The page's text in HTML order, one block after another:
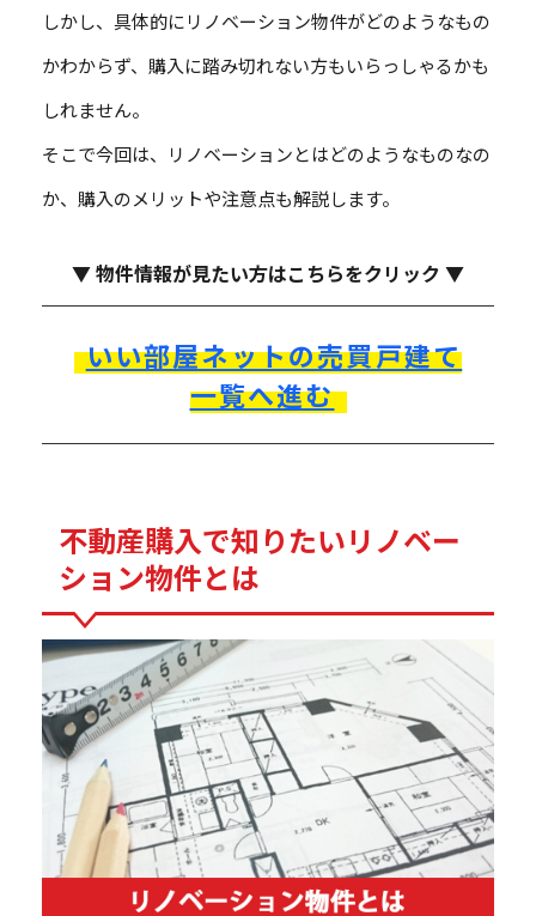
しかし、具体的にリノベーション物件がどのようなもの
かわからず、購入に踏み切れない方もいらっしゃるかも
しれません。
そこで今回は、リノベーションとはどのようなものなの
か、購入のメリットや注意点も解説します。
▼ 物件情報が見たい方はこちらをクリック ▼
いい部屋ネットの売買戸建て
一覧へ進む
不動産購入で知りたいリノベー
ション物件とは